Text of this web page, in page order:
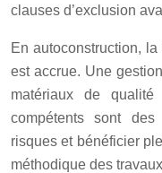
clauses d’exclusion
En autoconstruction,
est accrue. Une
matériaux de
compétents sont
risques et bénéficier
méthodique des